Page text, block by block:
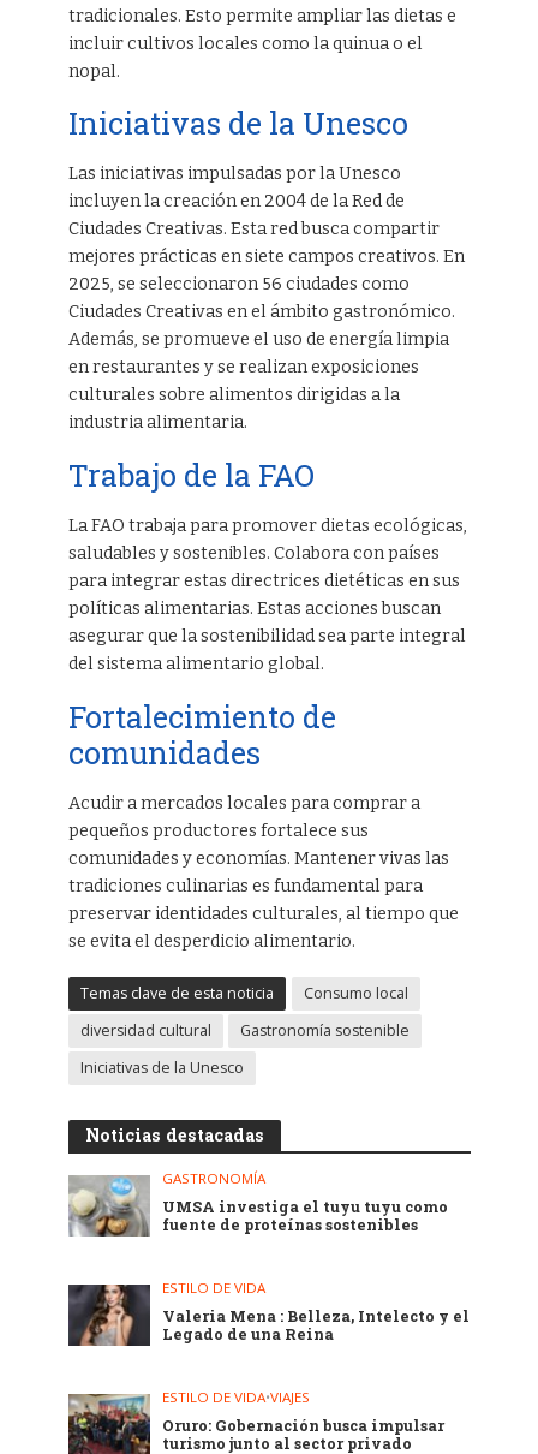
tradicionales. Esto permite ampliar las dietas e
incluir cultivos locales como la quinua o el
nopal.
Iniciativas de la Unesco
Las iniciativas impulsadas por la Unesco
incluyen la creación en 2004 de la Red de
Ciudades Creativas. Esta red busca compartir
mejores prácticas en siete campos creativos. En
2025, se seleccionaron 56 ciudades como
Ciudades Creativas en el ámbito gastronómico.
Además, se promueve el uso de energía limpia
en restaurantes y se realizan exposiciones
culturales sobre alimentos dirigidas a la
industria alimentaria.
Trabajo de la FAO
La FAO trabaja para promover dietas ecológicas,
saludables y sostenibles. Colabora con países
para integrar estas directrices dietéticas en sus
políticas alimentarias. Estas acciones buscan
asegurar que la sostenibilidad sea parte integral
del sistema alimentario global.
Fortalecimiento de
comunidades
Acudir a mercados locales para comprar a
pequeños productores fortalece sus
comunidades y economías. Mantener vivas las
tradiciones culinarias es fundamental para
preservar identidades culturales, al tiempo que
se evita el desperdicio alimentario.
Temas clave de esta noticia
Consumo local
diversidad cultural
Gastronomía sostenible
Iniciativas de la Unesco
Noticias destacadas
GASTRONOMÍA
UMSA investiga el tuyu tuyu como
fuente de proteínas sostenibles
ESTILO DE VIDA
Valeria Mena : Belleza, Intelecto y el
Legado de una Reina
ESTILO DE VIDA•VIAJES
Oruro: Gobernación busca impulsar
turismo junto al sector privado